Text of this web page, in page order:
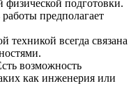
физической подготовки.
предполагает
техникой всегда связана
возможность
как инженерия или